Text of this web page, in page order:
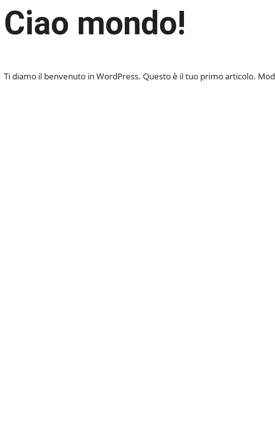
Ciao mondo!
Ti diamo il benvenuto in WordPress. Questo è il tuo primo articolo.